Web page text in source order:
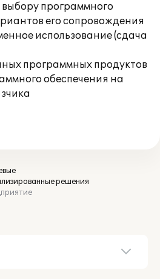
программного
его сопровождения
использование (сдача
программных продуктов
обеспечения на
решения